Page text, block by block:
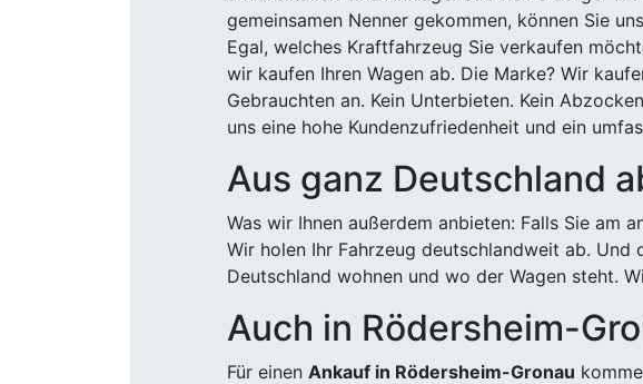
gemeinsamen Nenner gekommen, können Sie
Egal, welches Kraftfahrzeug Sie verkaufen
wir kaufen Ihren Wagen ab. Die Marke? Wir
Gebrauchten an. Kein Unterbieten. Kein
uns eine hohe Kundenzufriedenheit und ein
Aus ganz Deutschland
Was wir Ihnen außerdem anbieten: Falls Sie am
Wir holen Ihr Fahrzeug deutschlandweit ab. Und
Deutschland wohnen und wo der Wagen steht.
Auch in Rödersheim-
Für einen Ankauf in Rödersheim-Gronau